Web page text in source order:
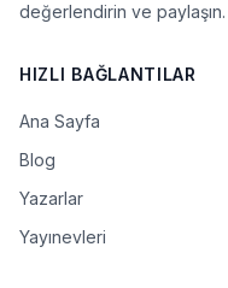
değerlendirin ve paylaşın.
HIZLI BAĞLANTILAR
Ana Sayfa
Blog
Yazarlar
Yayınevleri